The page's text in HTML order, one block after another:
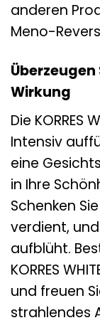
anderen
Meno-
Wirkung
Die KORRES
Intensiv
eine
in Ihre
Schenken
verdient,
aufblüht.
KORRES
und freuen
strahlendes